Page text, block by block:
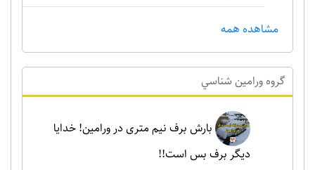
مشاهده همه
گروه ورامين شناسي
بارش برف نیم متری در ورامین! خدایا
دیگر برف بس است!!